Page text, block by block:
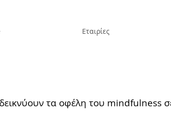
Εταιρίες
τα οφέλη του mindfulness